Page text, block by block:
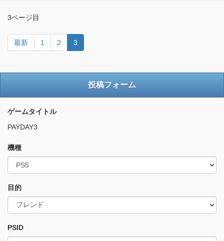
3ページ目
最新 1 2 3
投稿フォーム
ゲームタイトル
PAYDAY3
機種
目的
PSID